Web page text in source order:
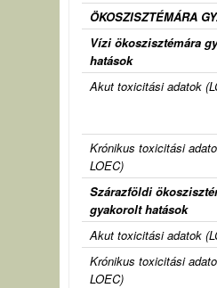
ÖKOSZISZTÉMÁRA
Vízi ökoszisztémára
hatások
Akut toxicitási adatok (
Krónikus toxicitási
LOEC)
Szárazföldi
gyakorolt hatások
Akut toxicitási adatok (
Krónikus toxicitási
LOEC)